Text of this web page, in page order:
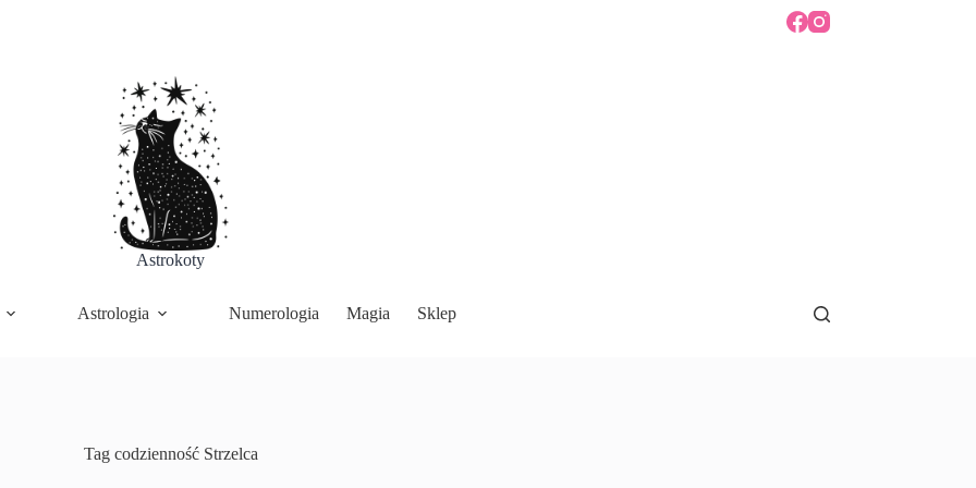
Astrokoty
Astrologia Numerologia Magia Sklep
Tagcodzienność Strzelca